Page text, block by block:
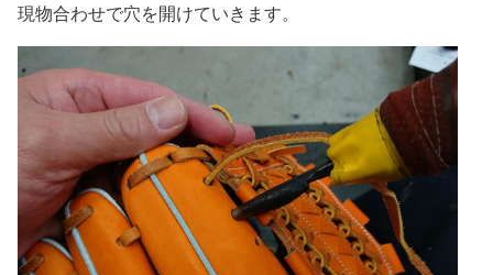
現物合わせで穴を開けていきます。